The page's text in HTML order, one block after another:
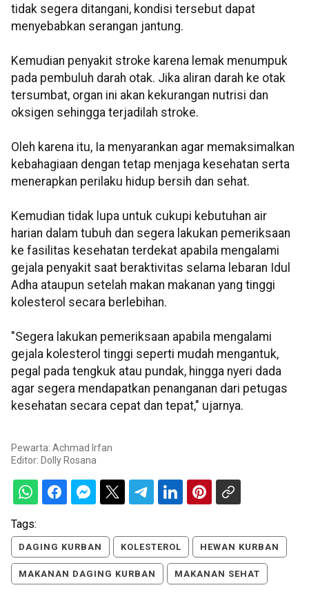
tidak segera ditangani, kondisi tersebut dapat
menyebabkan serangan jantung.
Kemudian penyakit stroke karena lemak menumpuk
pada pembuluh darah otak. Jika aliran darah ke otak
tersumbat, organ ini akan kekurangan nutrisi dan
oksigen sehingga terjadilah stroke.
Oleh karena itu, Ia menyarankan agar memaksimalkan
kebahagiaan dengan tetap menjaga kesehatan serta
menerapkan perilaku hidup bersih dan sehat.
Kemudian tidak lupa untuk cukupi kebutuhan air
harian dalam tubuh dan segera lakukan pemeriksaan
ke fasilitas kesehatan terdekat apabila mengalami
gejala penyakit saat beraktivitas selama lebaran Idul
Adha ataupun setelah makan makanan yang tinggi
kolesterol secara berlebihan.
"Segera lakukan pemeriksaan apabila mengalami
gejala kolesterol tinggi seperti mudah mengantuk,
pegal pada tengkuk atau pundak, hingga nyeri dada
agar segera mendapatkan penanganan dari petugas
kesehatan secara cepat dan tepat," ujarnya.
Pewarta: Achmad Irfan
Editor: Dolly Rosana
Tags:
DAGING KURBAN KOLESTEROL HEWAN KURBAN
MAKANAN DAGING KURBAN MAKANAN SEHAT